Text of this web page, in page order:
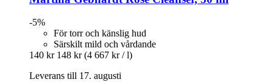
-5%
För torr och känslig hud
Särskilt mild och vårdande
140 kr 148 kr (4 667 kr / l)
Leverans till 17. augusti